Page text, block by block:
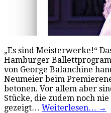
„Es sind Meisterwerke!“
Hamburger
von George Balanchine
Neumeier beim
betonen. Vor allem aber
Stücke, die zudem noch
gezeigt… Weiterlesen… →